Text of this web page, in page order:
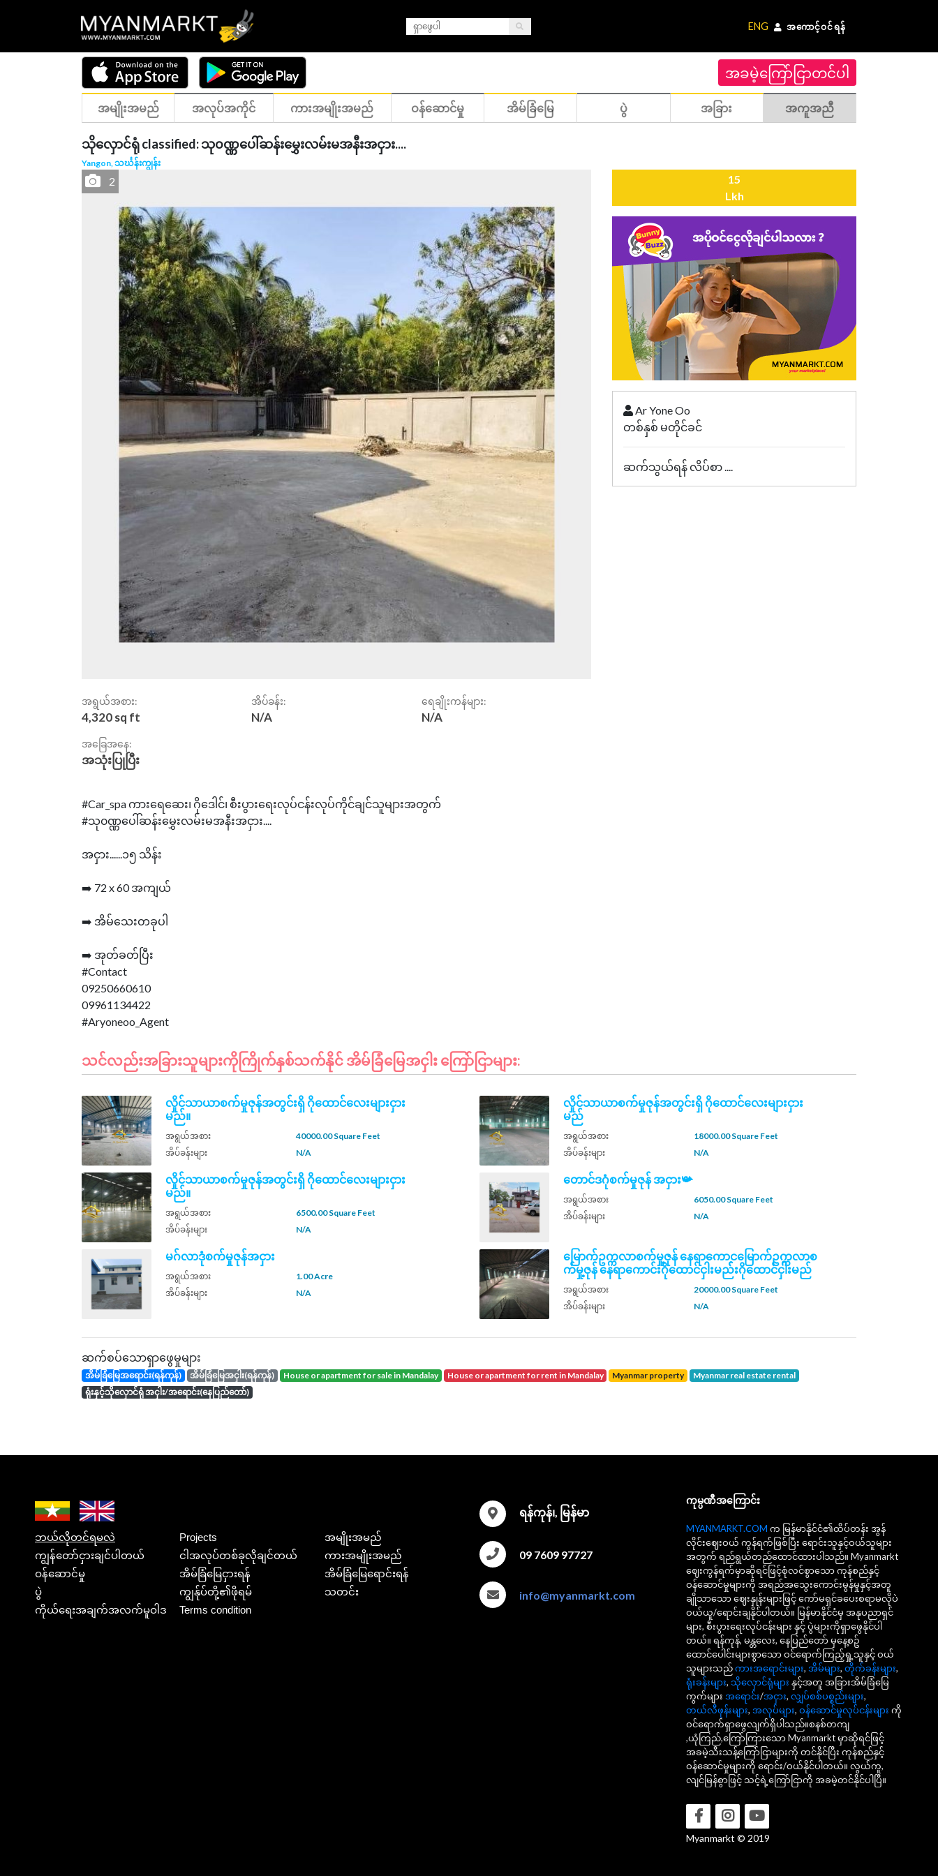
ENG အကောင့်ဝင်ရန်
အခမဲ့ကြော်ငြာတင်ပါ
အမျိုးအမည် အလုပ်အကိုင် ကားအမျိုးအမည် ဝန်ဆောင်မှု အိမ်ခြံမြေ ပွဲ အခြား အကူအညီ
သိုလှောင်ရုံ classified: သု၀ဏ္ဏပေါ်ဆန်းမွှေးလမ်းမအနီးအငှား....
Yangon, သင်္ဃန်းကျွန်း
2
15
Lkh
Ar Yone Oo
တစ်နှစ် မတိုင်ခင်
ဆက်သွယ်ရန် လိပ်စာ ....
အရွယ်အစား:
4,320 sq ft
အိပ်ခန်း:
N/A
ရေချိုးကန်များ:
N/A
အခြေအနေ:
အသုံးပြုပြီး
#Car_spa ကားရေဆေး၊ ဂိုဒေါင်၊ စီးပွားရေးလုပ်ငန်းလုပ်ကိုင်ချင်သူများအတွက်
#သု၀ဏ္ဏပေါ်ဆန်းမွှေးလမ်းမအနီးအငှား....
အငှား......၁၅ သိန်း
➡️ 72 x 60 အကျယ်
➡️ အိမ်သေးတခုပါ
➡️ အုတ်ခတ်ပြီး
#Contact
09250660610
09961134422
သင်လည်းအခြားသူများကိုကြိုက်နှစ်သက်နိုင် အိမ်ခြံမြေအငှါး ကြော်ငြာများ:
လှိုင်သာယာစက်မှုဇုန်အတွင်းရှိ ဂိုထောင်လေးများငှား
မည်။
အရွယ်အစား
40000.00 Square Feet
အိပ်ခန်းများ
N/A
လှိုင်သာယာစက်မှုဇုန်အတွင်းရှိ ဂိုထောင်လေးများငှား
မည်
အရွယ်အစား
18000.00 Square Feet
အိပ်ခန်းများ
N/A
လှိုင်သာယာစက်မှုဇုန်အတွင်းရှိ ဂိုထောင်လေးများငှား
မည်။
အရွယ်အစား
6500.00 Square Feet
အိပ်ခန်းများ
N/A
တောင်ဒဂုံစက်မှုဇုန် အငှား📯
အရွယ်အစား
6050.00 Square Feet
အိပ်ခန်းများ
N/A
မဂ်လာဒုံစက်မှုဇုန်အငှား
အရွယ်အစား
1.00 Acre
အိပ်ခန်းများ
N/A
မြောက်ဥက္ကလာစက်မှု့ဇုန် နေရာကောငမြောက်ဥက္ကလာစ
က်မှု့ဇုန် နေရာကောင်းဂိုထောင်ငှါးမည််းဂိုထောင်ငှါးမည်
အရွယ်အစား
20000.00 Square Feet
အိပ်ခန်းများ
N/A
ဆက်စပ်သောရှာဖွေမှုများ
အိမ်ခြံမြေအရောင်း(ရန်ကုန်) အိမ်ခြံမြေအငှါး(ရန်ကုန်) house or apartment for sale in Mandalay house or apartment for rent in Mandalay Myanmar property
Myanmar real estate rental
ရုံးနှင့်သိုလှောင်ရုံ အငှါး/အရောင်း(နေပြည်တော်)
ဘယ်လိုတင်ရမလဲ Projects
အမျိုးအမည်
ကျွန်တော်ငှားချင်ပါတယ်
ငါအလုပ်တစ်ခုလိုချင်တယ်
ကားအမျိုးအမည်
ဝန်ဆောင်မှု
အိမ်ခြံမြေငှားရန်
အိမ်ခြံမြေရောင်းရန်
ပွဲ
ကျွန်ုပ်တို့၏ဖိုရမ်
သတင်း
ကိုယ်ရေးအချက်အလက်မူဝါဒ
Terms condition
ရန်ကုန်၊, မြန်မာ
09 7609 97727
info@myanmarkt.com
ကုမ္ပဏီအကြောင်း
MYANMARKT.COM က မြန်မာနိုင်ငံ၏ထိပ်တန်း အွန်
လိုင်းဈေးဝယ် ကွန်ရက်ဖြစ်ပြီး ရောင်းသူနှင့်ဝယ်သူများ
အတွက် ရည်ရွယ်တည်ထောင်ထားပါသည်။ Myanmarkt
ဈေးကွန်ရက်မှာဆိုရင်ဖြင့်စုံလင်စွာသော ကုန်စည်နှင့်
ဝန်ဆောင်မှုများကို အရည်အသွေးကောင်းမွန်မှုနှင့်အတူ
ချိုသာသော ဈေးနှုန်းများဖြင့် ကော်မရှင်ခပေးစရာမလိုပဲ
ဝယ်ယူ/ရောင်းချနိုင်ပါတယ်။ မြန်မာနိုင်ငံမှ အနုပညာရှင်
များ, စီးပွားရေးလုပ်ငန်းများ နှင့် ပွဲများကိုရှာဖွေနိုင်ပါ
တယ်။ ရန်ကုန်, မန္တလေး, နေပြည်တော် မှနေ့စဥ်
ထောင်ပေါင်းများစွာသော ဝင်ရောက်ကြည့်ရှု့သူနှင့် ဝယ်
သူများသည်ကားအရောင်းများ, အိမ်များ, တိုက်ခန်းများ,
ရုံးခန်းများ, သိုလှောင်ရုံများ နှင့်အတူ အခြားအိမ်ခြံမြေ
ကွက်များ အရောင်း/အငှား, လျှပ်စစ်ပစ္စည်းများ,
တယ်လီဖုန်းများ, အလုပ်များ, ဝန်ဆောင်မှုလုပ်ငန်းများ ကို
ဝင်ရောက်ရှာဖွေလျက်ရှိပါသည်။စနစ်တကျ
,ယုံကြည်,ကြော်ကြားသော Myanmarkt မှာဆိုရင်ဖြင့်
အခမဲ့သီးသန့်ကြော်ငြာများကို တင်နိုင်ပြီး ကုန်စည်နှင့်
ဝန်ဆောင်မှုများကို ရောင်း/ဝယ်နိုင်ပါတယ်။ လွယ်ကူ,
လျင်မြန်စွာဖြင့် သင့်ရဲ့ကြော်ငြာကို အခမဲ့တင်နိုင်ပါပြီ။
Myanmarkt © 2019